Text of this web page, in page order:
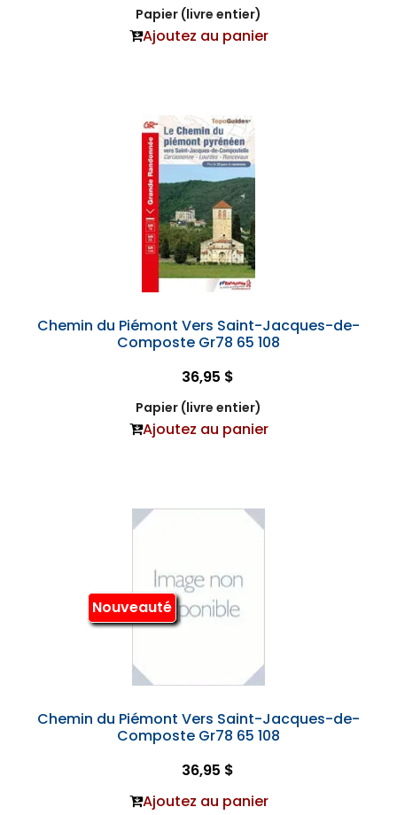
Papier (livre entier)
Ajoutez au panier
Chemin du Piémont Vers Saint-Jacques-de-
Composte Gr78 65 108
36,95 $
Papier (livre entier)
Ajoutez au panier
Nouveauté
Chemin du Piémont Vers Saint-Jacques-de-
Composte Gr78 65 108
36,95 $
Ajoutez au panier